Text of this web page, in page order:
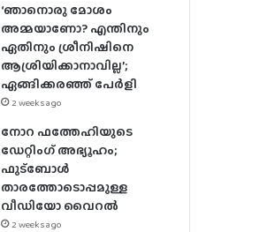
‘ഞാനൊരു മോശം
അമ്മയാണോ? എന്തിനും
ഏതിനും ശ്രീനിഷിനെ
ആശ്രിയിക്കാനാവില്ല’;
ഏങ്ങിക്കരഞ്ഞ് പേർളി
2 weeks ago
നോറ ഫത്തേഹിയുടെ
ഡേറ്റിംഗ് അഭ്യൂഹം;
ഫുട്ബോൾ
താരത്തോടൊപ്പമുള്ള
വീഡിയോ വൈറൽ
2 weeks ago